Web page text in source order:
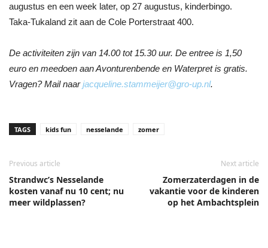
augustus en een week later, op 27 augustus, kinderbingo.
Taka-Tukaland zit aan de Cole Porterstraat 400.
De activiteiten zijn van 14.00 tot 15.30 uur. De entree is 1,50
euro en meedoen aan Avonturenbende en Waterpret is gratis.
Vragen? Mail naarjacqueline.stammeijer@gro-up.nl.
TAGS kids fun nesselande zomer
Previous article
Strandwc’s Nesselande
kosten vanaf nu 10 cent; nu
meer wildplassen?
Next article
Zomerzaterdagen in de
vakantie voor de kinderen
op het Ambachtsplein